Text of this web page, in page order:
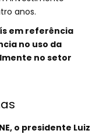
anos.
em referência
no uso da
no setor
o presidente Luiz